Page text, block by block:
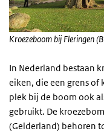
Kroezeboom bij Fleringen
In Nederland bestaan
eiken, die een grens of
plek bij de boom ook
gebruikt. De
(Gelderland) behoren